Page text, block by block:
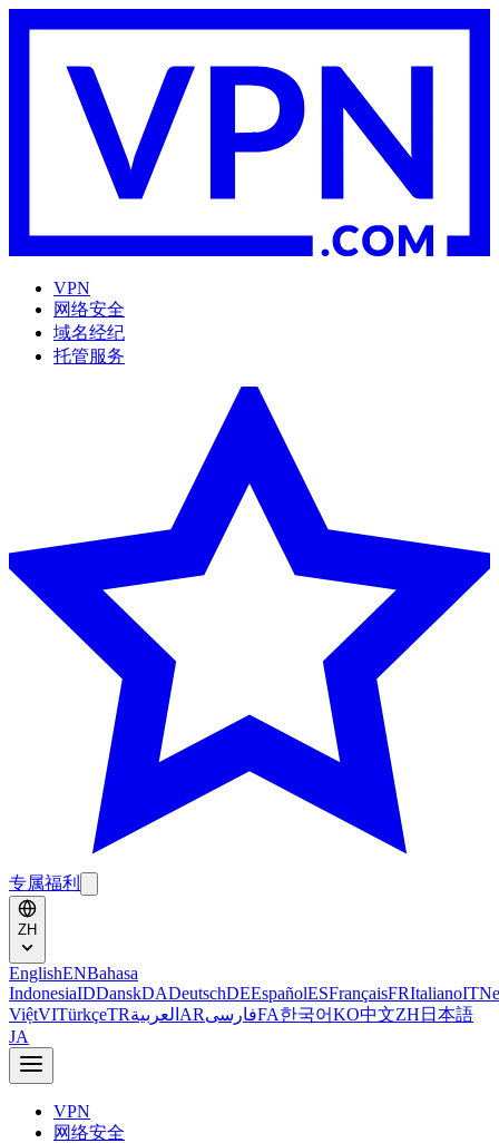
VPN
网络安全
域名经纪
托管服务
专属福利
ZH
EnglishENBahasa
IndonesiaIDDanskDADeutschDEEspañolESFrançaisFRItalianoIT
ViệtVITürkçeTRالعربية ARفارسیFA한국어KO中文ZH 日本語
JA
VPN
网络安全